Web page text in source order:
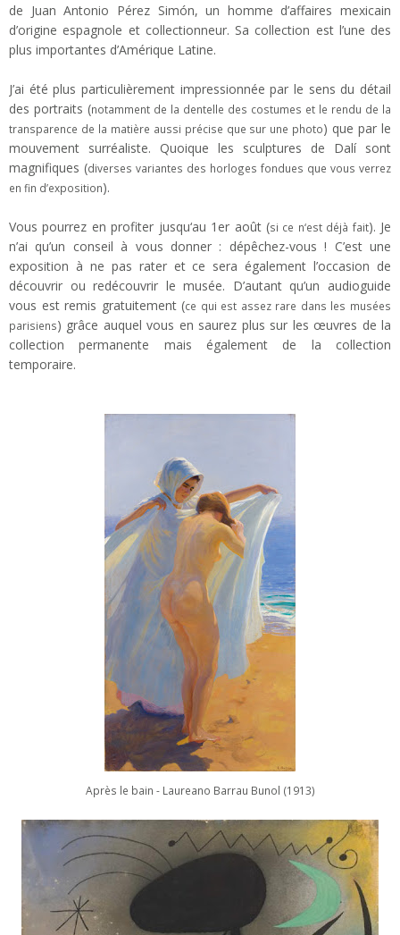
de Juan Antonio Pérez Simón, un homme d’affaires mexicain
d’origine espagnole et collectionneur. Sa collection est l’une des
plus importantes d’Amérique Latine.
J’ai été plus particulièrement impressionnée par le sens du détail
des portraits (notamment de la dentelle des costumes et le rendu de la
transparence de la matière aussi précise que sur une photo) que par le
mouvement surréaliste. Quoique les sculptures de Dalí sont
magnifiques (diverses variantes des horloges fondues que vous verrez
en fin d’exposition).
Vous pourrez en profiter jusqu‘au 1er août (si ce n‘est déjà fait). Je
n’ai qu’un conseil à vous donner : dépêchez-vous ! C’est une
exposition à ne pas rater et ce sera également l’occasion de
découvrir ou redécouvrir le musée. D’autant qu’un audioguide
vous est remis gratuitement (ce qui est assez rare dans les musées
parisiens) grâce auquel vous en saurez plus sur les œuvres de la
collection permanente mais également de la collection
temporaire.
Après le bain - Laureano Barrau Bunol (1913)